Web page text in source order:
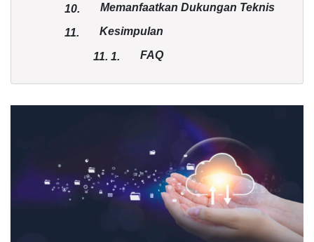
10. Memanfaatkan Dukungan Teknis
11. Kesimpulan
11. 1. FAQ